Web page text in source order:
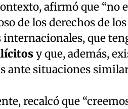
afirmó que “no
de los derechos de
internacionales, que
y que, además,
ante situaciones
recalcó que